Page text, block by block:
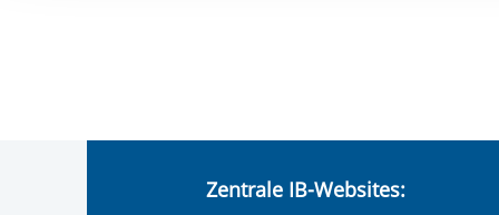
Ihre etwaige
der von Ihnen
Zentrale IB-Websites: